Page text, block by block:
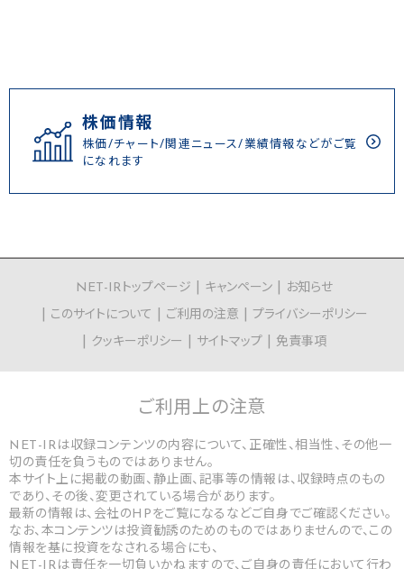
株価情報
株価/チャート/関連ニュース/業績情報などがご覧
になれます
NET-IRトップページ キャンペーン
お知らせ
このサイトについて
ご利用の注意
プライバシーポリシー
クッキーポリシー
サイトマップ 免責事項
ご利用上の注意
NET-IRは収録コンテンツの内容について、正確性、相当性、その他一
切の責任を負うものではありません。
本サイト上に掲載の動画、静止画、記事等の情報は、収録時点のもの
であり、その後、変更されている場合があります。
最新の情報は、会社のHPをご覧になるなどご自身でご確認ください。
なお、本コンテンツは投資勧誘のためのものではありませんので、この
情報を基に投資をなされる場合にも、
NET-IRは責任を一切負いかねますので、ご自身の責任において行わ